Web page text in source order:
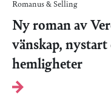
Romanus & Selling
Ny roman av
vänskap,
hemligheter